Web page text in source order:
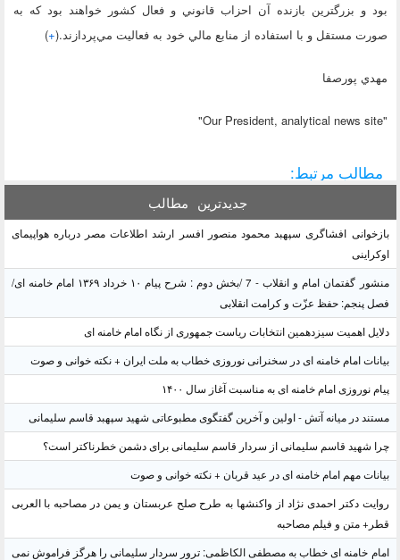
بود و بزرگترين بازنده آن احزاب قانوني و فعال كشور خواهند بود كه به
صورت مستقل و با استفاده از منابع مالي خود به فعاليت مي‌پردازند.(+
)
مهدي پورصفا
"Our President, analytical news site"
مطالب مرتبط:
جدیدترین مطالب
بازخوانی افشاگری سپهبد محمود منصور افسر ارشد اطلاعات مصر درباره هواپیمای
اوکراینی
منشور گفتمان امام و انقلاب - 7 /بخش دوم : شرح پیام ۱۰ خرداد ۱۳۶۹ امام خامنه ای/
فصل پنجم: حفظ عزّت و کرامت انقلابی
دلایل اهمیت سیزدهمین انتخابات ریاست جمهوری از نگاه امام خامنه ای
بیانات امام خامنه ای در سخنرانی نوروزی خطاب به ملت ایران + نکته خوانی و صوت
پیام نوروزی امام خامنه ای به مناسبت آغاز سال ۱۴۰۰
مستند در میانه آتش - اولین و آخرین گفتگوی مطبوعاتی شهید سپهبد قاسم سلیمانی
چرا شهید قاسم سلیمانی از سردار قاسم سلیمانی برای دشمن خطرناکتر است؟
بیانات مهم امام خامنه ای در عید قربان + نکته خوانی و صوت
روایت دکتر احمدی نژاد از واکنشها به طرح صلح عربستان و یمن در مصاحبه با العربی
قطر+ متن و فیلم مصاحبه
امام خامنه ای خطاب به مصطفی الکاظمی: ترور سردار سلیمانی را هرگز فراموش نمی